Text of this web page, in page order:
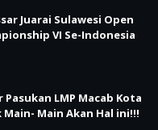
Juarai Sulawesi Open
VI Se-Indonesia
LMP Macab Kota
Main- Main Akan Hal ini!!!